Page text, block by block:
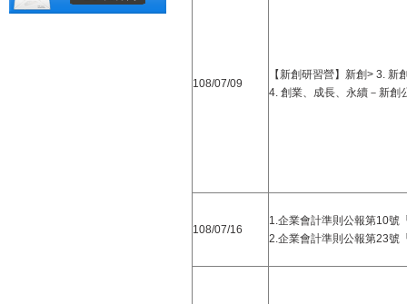
108/07/09
【新創研習營】新創> 3. 新
4. 創業、成長、永續－新創
108/07/16
1.企業會計準則公報第10號
2.企業會計準則公報第23號